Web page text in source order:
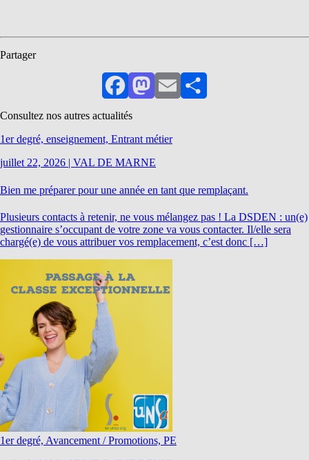
Partager
FacebookMastodon
EmailPartager
Consultez nos autres actualités
1er degré, enseignement, Entrant métier
juillet 22, 2026
VAL DE MARNE
Bien me préparer pour une année en tant que remplaçant.
Plusieurs contacts à retenir, ne vous mélangez pas ! La DSDEN : un(e)
gestionnaire s’occupant de votre zone va vous contacter. Il/elle sera
chargé(e) de vous attribuer vos remplacement, c’est donc […]
1er degré, Avancement / Promotions, PE